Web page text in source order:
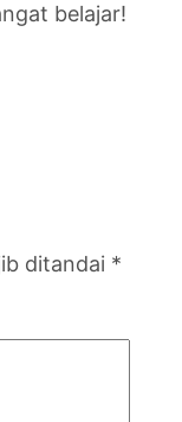
belajar!
ditandai *